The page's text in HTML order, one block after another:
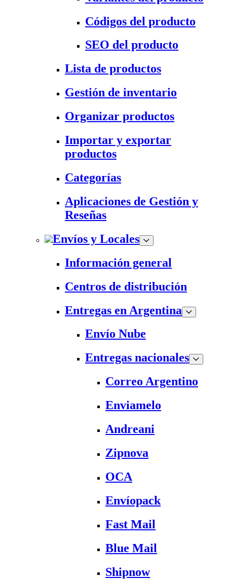
Códigos del producto
SEO del producto
Lista de productos
Gestión de inventario
Organizar productos
Importar y exportar
productos
Categorías
Aplicaciones de Gestión y
Reseñas
Envíos y Locales
Información general
Centros de distribución
Entregas en Argentina
Envío Nube
Entregas nacionales
Correo Argentino
Enviamelo
Andreani
Zipnova
OCA
Envíopack
Fast Mail
Blue Mail
Shipnow